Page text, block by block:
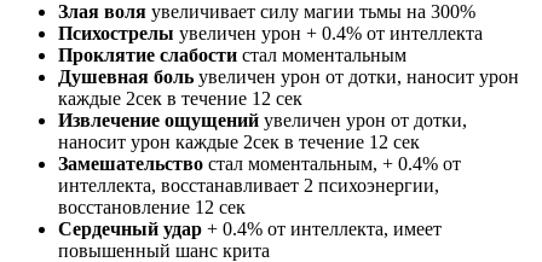
Злая воля увеличивает силу магии тьмы на 300%
Психострелы увеличен урон + 0.4% от интеллекта
Проклятие слабости стал моментальным
Душевная боль увеличен урон от дотки, наносит урон
каждые 2сек в течение 12 сек
Извлечение ощущений увеличен урон от дотки,
наносит урон каждые 2сек в течение 12 сек
Замешательство стал моментальным, + 0.4% от
интеллекта, восстанавливает 2 психоэнергии,
восстановление 12 сек
Сердечный удар + 0.4% от интеллекта, имеет
повышенный шанс крита